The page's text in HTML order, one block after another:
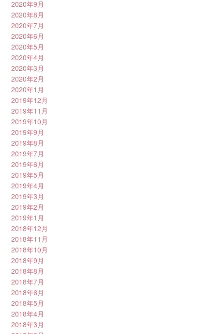
2020年9月
2020年8月
2020年7月
2020年6月
2020年5月
2020年4月
2020年3月
2020年2月
2020年1月
2019年12月
2019年11月
2019年10月
2019年9月
2019年8月
2019年7月
2019年6月
2019年5月
2019年4月
2019年3月
2019年2月
2019年1月
2018年12月
2018年11月
2018年10月
2018年9月
2018年8月
2018年7月
2018年6月
2018年5月
2018年4月
2018年3月